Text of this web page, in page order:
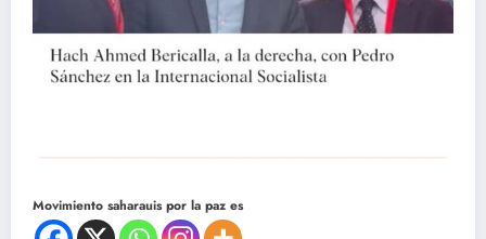
Movimiento saharauis por la paz es